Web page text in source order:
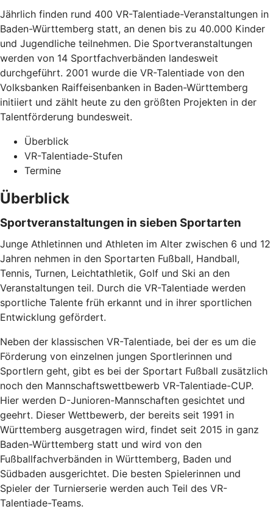
Jährlich finden rund 400 VR-Talentiade-Veranstaltungen in
Baden-Württemberg statt, an denen bis zu 40.000 Kinder
und Jugendliche teilnehmen. Die Sportveranstaltungen
werden von 14 Sportfachverbänden landesweit
durchgeführt. 2001 wurde die VR-Talentiade von den
Volksbanken Raiffeisenbanken in Baden-Württemberg
initiiert und zählt heute zu den größten Projekten in der
Talentförderung bundesweit.
Überblick
VR-Talentiade-Stufen
Termine
Überblick
Sportveranstaltungen in sieben Sportarten
Junge Athletinnen und Athleten im Alter zwischen 6 und 12
Jahren nehmen in den Sportarten Fußball, Handball,
Tennis, Turnen, Leichtathletik, Golf und Ski an den
Veranstaltungen teil. Durch die VR-Talentiade werden
sportliche Talente früh erkannt und in ihrer sportlichen
Entwicklung gefördert.
Neben der klassischen VR-Talentiade, bei der es um die
Förderung von einzelnen jungen Sportlerinnen und
Sportlern geht, gibt es bei der Sportart Fußball zusätzlich
noch den Mannschaftswettbewerb VR-Talentiade-CUP.
Hier werden D-Junioren-Mannschaften gesichtet und
geehrt. Dieser Wettbewerb, der bereits seit 1991 in
Württemberg ausgetragen wird, findet seit 2015 in ganz
Baden-Württemberg statt und wird von den
Fußballfachverbänden in Württemberg, Baden und
Südbaden ausgerichtet. Die besten Spielerinnen und
Spieler der Turnierserie werden auch Teil des VR-
Talentiade-Teams.